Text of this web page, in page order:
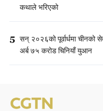
कथाले भरिएको
5 सन् २०२६को पूर्वार्धमा चीनको
अर्ब ७५ करोड चिनियाँ युआन